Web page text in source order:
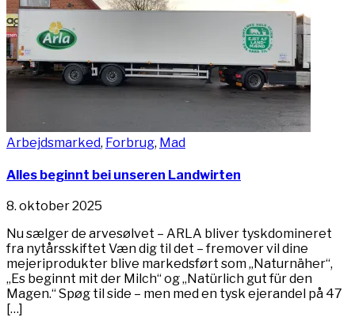
Arbejdsmarked, Forbrug, Mad
Alles beginnt bei unseren Landwirten
8. oktober 2025
Nu sælger de arvesølvet – ARLA bliver tyskdomineret
fra nytårsskiftet Væn dig til det – fremover vil dine
mejeriprodukter blive markedsført som „Naturnäher“,
„Es beginnt mit der Milch“ og „Natürlich gut für den
Magen.“ Spøg til side – men med en tysk ejerandel på 47
[…]